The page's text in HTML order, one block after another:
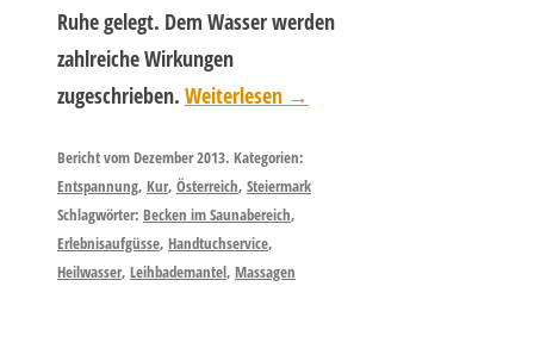
Ruhe gelegt. Dem Wasser werden
zahlreiche Wirkungen
zugeschrieben. Weiterlesen →
Bericht vom Dezember 2013. Kategorien:
Entspannung, Kur, Österreich, Steiermark
Schlagwörter: Becken im Saunabereich,
Erlebnisaufgüsse, Handtuchservice,
Heilwasser, Leihbademantel, Massagen